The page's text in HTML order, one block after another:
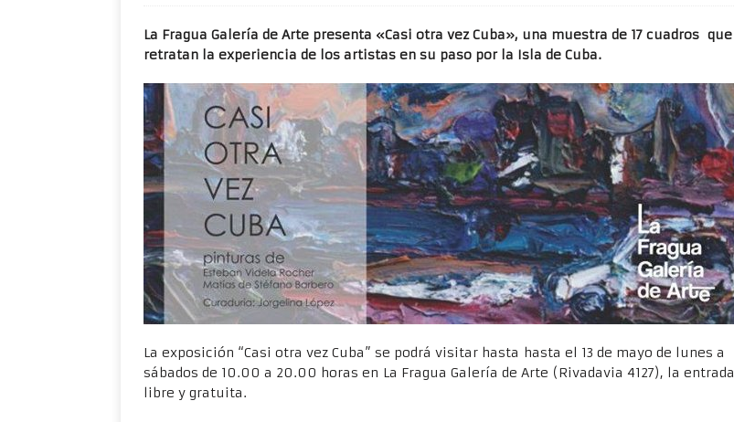
La Fragua Galería de Arte presenta «Casi otra vez Cuba», una muestra de 17 cuadros que
retratan la experiencia de los artistas en su paso por la Isla de Cuba.
La exposición “Casi otra vez Cuba” se podrá visitar hasta hasta el 13 de mayo de lunes a
sábados de 10.00 a 20.00 horas en La Fragua Galería de Arte (Rivadavia 4127), la entrada
libre y gratuita.